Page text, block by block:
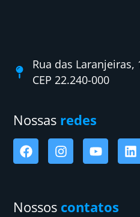
Rua das Laranjeiras,
CEP 22.240-000
Nossas redes
Nossos contatos